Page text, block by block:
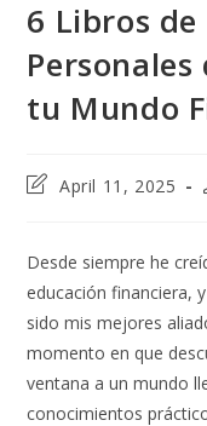
6 Libros de
tu Mundo
PostApril 11, 2025
Desde siempre he
educación financiera,
sido mis mejores
momento en que
ventana a un mundo
conocimientos